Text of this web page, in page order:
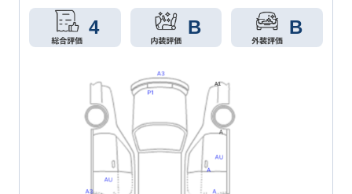
4 B B